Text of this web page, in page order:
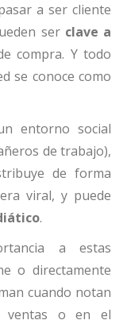
a ser cliente
ser clave a
compra. Y todo
se conoce como
entorno social
de trabajo),
de forma
viral, y puede
.
a estas
o directamente
cuando notan
ventas o en el